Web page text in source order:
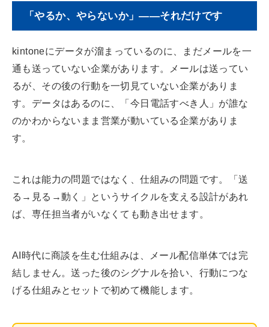
「やるか、やらないか」——それだけです
kintoneにデータが溜まっているのに、まだメールを一
通も送っていない企業があります。メールは送ってい
るが、その後の行動を一切見ていない企業がありま
す。データはあるのに、「今日電話すべき人」が誰な
のかわからないまま営業が動いている企業がありま
す。
これは能力の問題ではなく、仕組みの問題です。「送
る→見る→動く」というサイクルを支える設計があれ
ば、専任担当者がいなくても動き出せます。
AI時代に商談を生む仕組みは、メール配信単体では完
結しません。送った後のシグナルを拾い、行動につな
げる仕組みとセットで初めて機能します。